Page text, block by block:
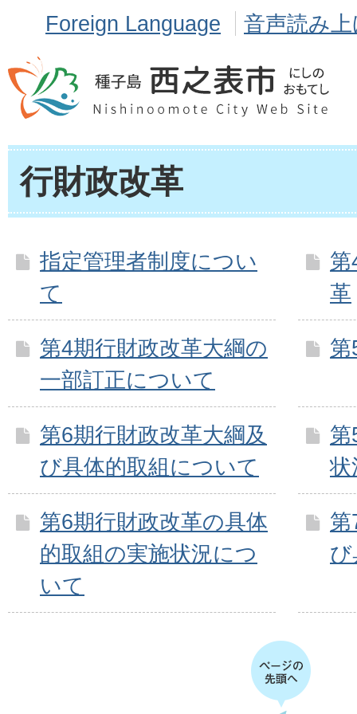
Foreign Language 音声読み
行財政改革
指定管理者制度につい
て
第
革
第4期行財政改革大綱の
一部訂正について
第
第6期行財政改革大綱及
び具体的取組について
第
状
第6期行財政改革の具体
的取組の実施状況につ
いて
第